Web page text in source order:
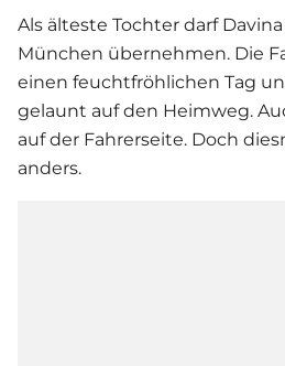
Als älteste Tochter darf
München übernehmen. Die
einen feuchtfröhlichen Tag
gelaunt auf den Heimweg.
auf der Fahrerseite. Doch
anders.